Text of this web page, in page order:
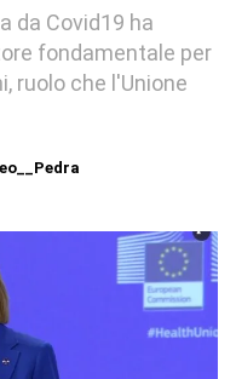
da Covid19 ha
fondamentale per
ruolo che l'Unione